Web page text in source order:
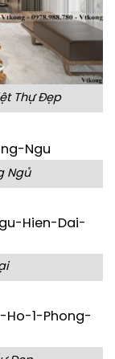
Thự Đẹp
Ngủ